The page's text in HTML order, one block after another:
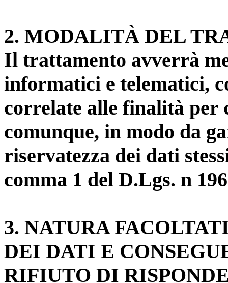
2. MODALITÀ DEL
Il trattamento avverrà
informatici e telematici,
correlate alle finalità per
comunque, in modo da
riservatezza dei dati
comma 1 del D.Lgs. n
3. NATURA
DEI DATI E
RIFIUTO DI